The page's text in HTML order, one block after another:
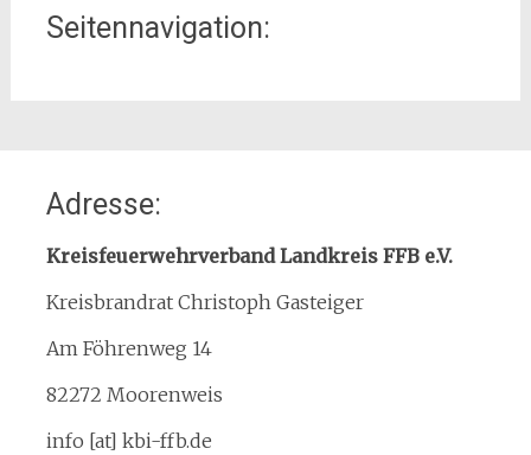
Seitennavigation:
Organisation
Kreisfeuerwehrverband
Kreisbrandinspektion
Service
Adresse:
Kreisfeuerwehrverband Landkreis FFB e.V.
Kreisbrandrat Christoph Gasteiger
Am Föhrenweg 14
82272 Moorenweis
info [at] kbi-ffb.de